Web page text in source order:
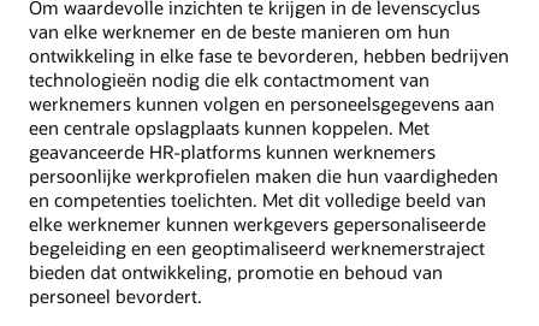
Om waardevolle inzichten te krijgen in de levenscyclus
van elke werknemer en de beste manieren om hun
ontwikkeling in elke fase te bevorderen, hebben bedrijven
technologieën nodig die elk contactmoment van
werknemers kunnen volgen en personeelsgegevens aan
een centrale opslagplaats kunnen koppelen. Met
geavanceerde HR-platforms kunnen werknemers
persoonlijke werkprofielen maken die hun vaardigheden
en competenties toelichten. Met dit volledige beeld van
elke werknemer kunnen werkgevers gepersonaliseerde
begeleiding en een geoptimaliseerd werknemerstraject
bieden dat ontwikkeling, promotie en behoud van
personeel bevordert.